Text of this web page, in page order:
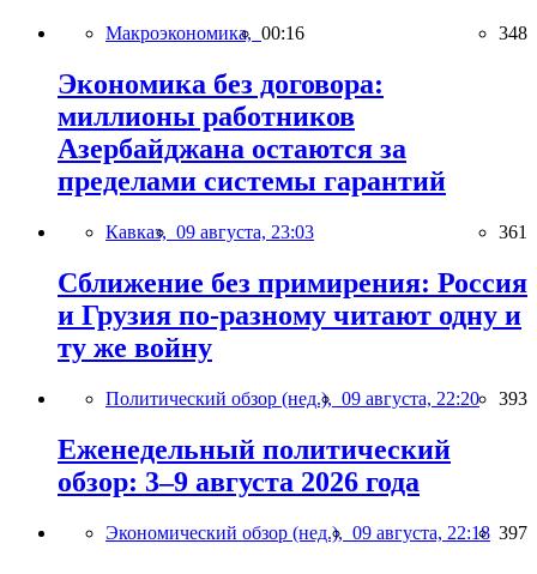
Макроэкономика, 00:16 348
Экономика без договора:
миллионы работников
Азербайджана остаются за
пределами системы гарантий
Кавказ, 09 августа, 23:03 361
Сближение без примирения: Россия
и Грузия по-разному читают одну и
ту же войну
Политический обзор (нед.), 09 августа, 22:20 393
Еженедельный политический
обзор: 3–9 августа 2026 года
Экономический обзор (нед.), 09 августа, 22:18 397